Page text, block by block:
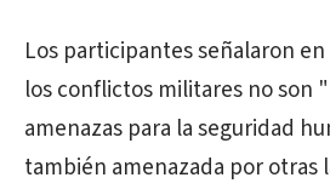
Los participantes señalaron
los conflictos militares no son
amenazas para la seguridad
también amenazada por otras